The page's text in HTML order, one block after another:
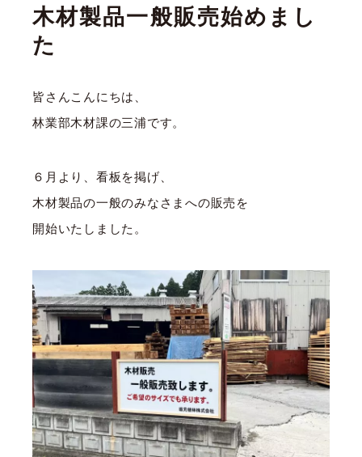
木材製品一般販売始めまし
た
皆さんこんにちは、
林業部木材課の三浦です。
６月より、看板を掲げ、
木材製品の一般のみなさまへの販売を
開始いたしました。